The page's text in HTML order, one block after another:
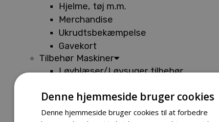
Hjelme, tøj m.m.
Merchandise
Ukrudtsbekæmpelse
Gavekort
Tilbehør Maskiner
Løvblæser/Løvsuger tilbehør
Tilbehør Buskryddere og Trimmere
Tilbehør Entreprenørudstyr
Denne hjemmeside bruger cookies
Denne hjemmeside bruger cookies til at forbedre